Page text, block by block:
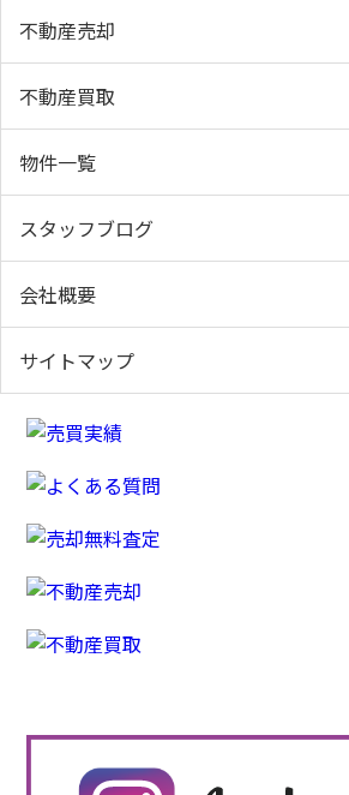
不動産売却
不動産買取
物件一覧
スタッフブログ
会社概要
サイトマップ